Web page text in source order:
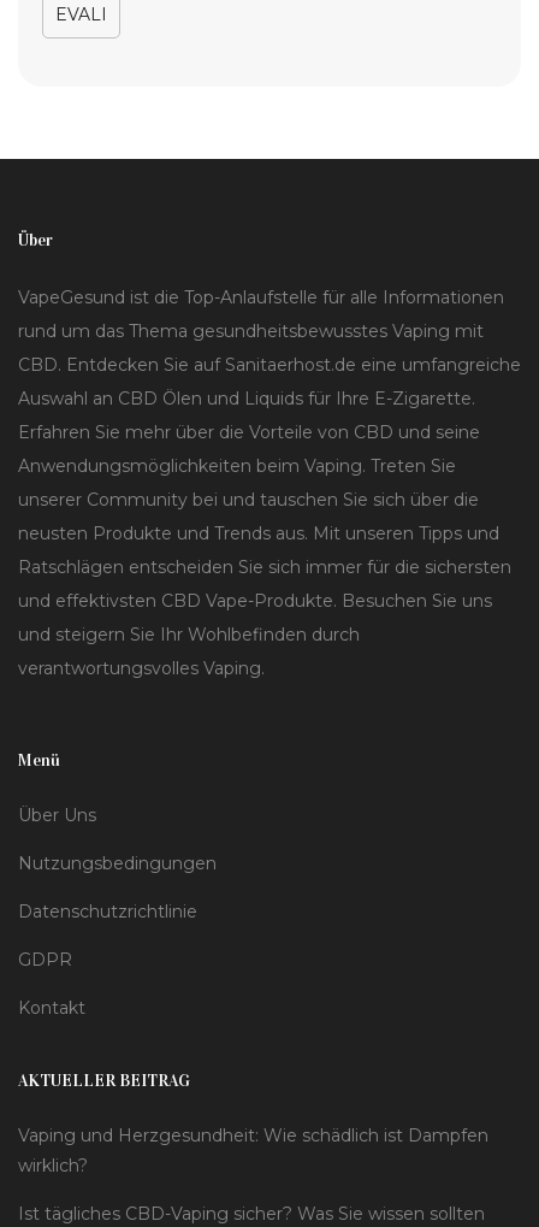
EVALI
Über
VapeGesund ist die Top-Anlaufstelle für alle Informationen
rund um das Thema gesundheitsbewusstes Vaping mit
CBD. Entdecken Sie auf Sanitaerhost.de eine umfangreiche
Auswahl an CBD Ölen und Liquids für Ihre E-Zigarette.
Erfahren Sie mehr über die Vorteile von CBD und seine
Anwendungsmöglichkeiten beim Vaping. Treten Sie
unserer Community bei und tauschen Sie sich über die
neusten Produkte und Trends aus. Mit unseren Tipps und
Ratschlägen entscheiden Sie sich immer für die sichersten
und effektivsten CBD Vape-Produkte. Besuchen Sie uns
und steigern Sie Ihr Wohlbefinden durch
verantwortungsvolles Vaping.
Menü
Über Uns
Nutzungsbedingungen
Datenschutzrichtlinie
GDPR
Kontakt
AKTUELLER BEITRAG
Vaping und Herzgesundheit: Wie schädlich ist Dampfen
wirklich?
Ist tägliches CBD-Vaping sicher? Was Sie wissen sollten